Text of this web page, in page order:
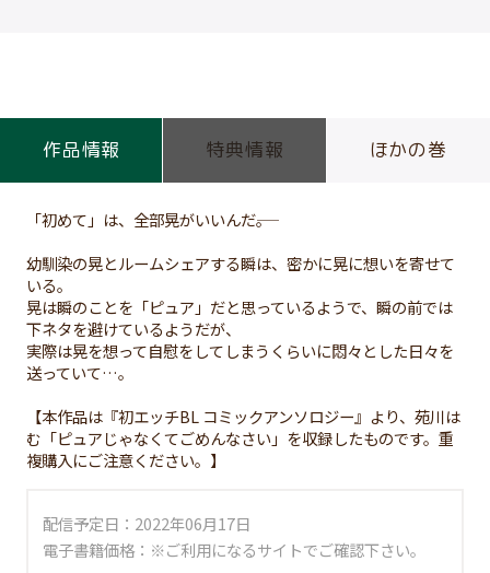
作品情報 特典情報 ほかの巻
「初めて」は、全部晃がいいんだ――。
幼馴染の晃とルームシェアする瞬は、密かに晃に想いを寄せて
いる。
晃は瞬のことを「ピュア」だと思っているようで、瞬の前では
下ネタを避けているようだが、
実際は晃を想って自慰をしてしまうくらいに悶々とした日々を
送っていて…。
【本作品は『初エッチBL コミックアンソロジー』より、苑川は
む「ピュアじゃなくてごめんなさい」を収録したものです。重
複購入にご注意ください。】
配信予定日：2022年06月17日
電子書籍価格：※ご利用になるサイトでご確認下さい。